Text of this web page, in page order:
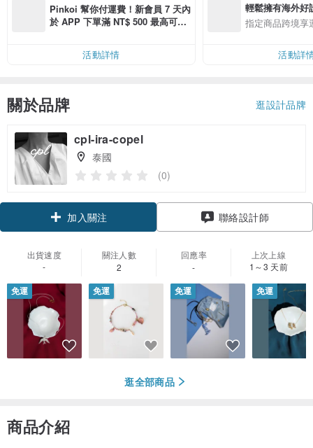
Pinkoi 幫你付運費！新會員 7 天內
於 APP 下單滿 NT$ 500 最高可折
活動詳情
輕鬆擁有海外好
指定商品跨境享
活動詳
關於品牌 逛設計品牌
cpl-ira-copel
泰國
(0)
加入關注
聯絡設計師
出貨速度
-
關注人數
2
回應率
-
上次上線
1～3 天前
免運 免運 免運 免運
逛全部商品
商品介紹